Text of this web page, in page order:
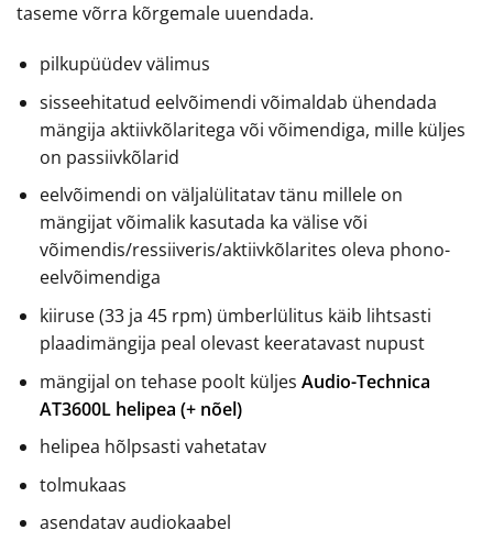
taseme võrra kõrgemale uuendada.
pilkupüüdev välimus
sisseehitatud eelvõimendi võimaldab ühendada
mängija aktiivkõlaritega või võimendiga, mille küljes
on passiivkõlarid
eelvõimendi on väljalülitatav tänu millele on
mängijat võimalik kasutada ka välise või
võimendis/ressiiveris/aktiivkõlarites oleva phono-
eelvõimendiga
kiiruse (33 ja 45 rpm) ümberlülitus käib lihtsasti
plaadimängija peal olevast keeratavast nupust
mängijal on tehase poolt küljes Audio-Technica
AT3600L helipea (+ nõel)
helipea hõlpsasti vahetatav
tolmukaas
asendatav audiokaabel